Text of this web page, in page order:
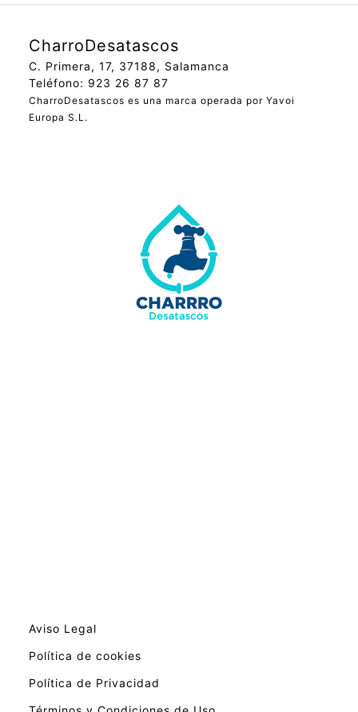
CharroDesatascos
C. Primera, 17, 37188, Salamanca
Teléfono: 923 26 87 87
CharroDesatascos es una marca operada por Yavoi
Europa S.L.
Aviso Legal
Política de cookies
Política de Privacidad